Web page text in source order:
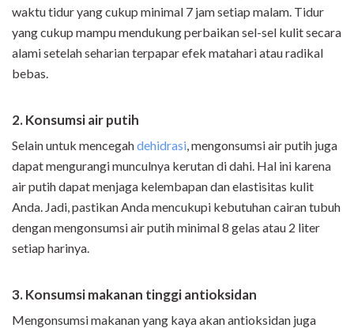
waktu tidur yang cukup minimal 7 jam setiap malam. Tidur
yang cukup mampu mendukung perbaikan sel-sel kulit secara
alami setelah seharian terpapar efek matahari atau radikal
bebas.
2. Konsumsi air putih
Selain untuk mencegahdehidrasi, mengonsumsi air putih juga
dapat mengurangi munculnya kerutan di dahi. Hal ini karena
air putih dapat menjaga kelembapan dan elastisitas kulit
Anda. Jadi, pastikan Anda mencukupi kebutuhan cairan tubuh
dengan mengonsumsi air putih minimal 8 gelas atau 2 liter
setiap harinya.
3. Konsumsi makanan tinggi antioksidan
Mengonsumsi makanan yang kaya akan antioksidan juga